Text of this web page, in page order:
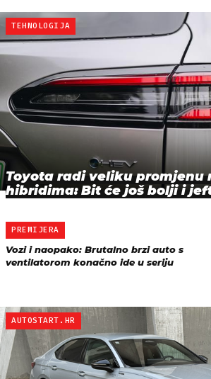
TEHNOLOGIJA
Toyota radi veliku promjenu
hibridima: Bit će još bolji i
PREMIJERA
Vozi i naopako: Brutalno brzi auto s
ventilatorom konačno ide u seriju
AUTOSTART.HR